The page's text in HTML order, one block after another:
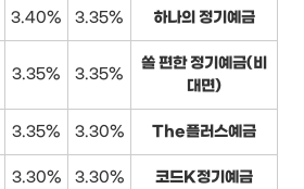
3.40% 3.35% 하나의 정기예금
3.35% 3.35%
쏠 편한 정기예금(비
대면)
3.35% 3.30% The플러스예금
3.30% 3.30% 코드K정기예금